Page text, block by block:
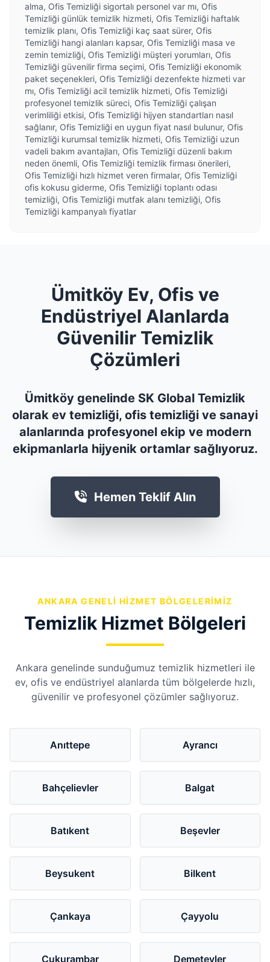
alma, Ofis Temizliği sigortalı personel var mı, Ofis
Temizliği günlük temizlik hizmeti, Ofis Temizliği haftalık
temizlik planı, Ofis Temizliği kaç saat sürer, Ofis
Temizliği hangi alanları kapsar, Ofis Temizliği masa ve
zemin temizliği, Ofis Temizliği müşteri yorumları, Ofis
Temizliği güvenilir firma seçimi, Ofis Temizliği ekonomik
paket seçenekleri, Ofis Temizliği dezenfekte hizmeti var
mı, Ofis Temizliği acil temizlik hizmeti, Ofis Temizliği
profesyonel temizlik süreci, Ofis Temizliği çalışan
verimliliği etkisi, Ofis Temizliği hijyen standartları nasıl
sağlanır, Ofis Temizliği en uygun fiyat nasıl bulunur, Ofis
Temizliği kurumsal temizlik hizmeti, Ofis Temizliği uzun
vadeli bakım avantajları, Ofis Temizliği düzenli bakım
neden önemli, Ofis Temizliği temizlik firması önerileri,
Ofis Temizliği hızlı hizmet veren firmalar, Ofis Temizliği
ofis kokusu giderme, Ofis Temizliği toplantı odası
temizliği, Ofis Temizliği mutfak alanı temizliği, Ofis
Temizliği kampanyalı fiyatlar
Ümitköy Ev, Ofis ve
Endüstriyel Alanlarda
Güvenilir Temizlik
Çözümleri
Ümitköy genelinde SK Global Temizlik
olarak ev temizliği, ofis temizliği ve sanayi
alanlarında profesyonel ekip ve modern
ekipmanlarla hijyenik ortamlar sağlıyoruz.
Hemen Teklif Alın
ANKARA GENELI HIZMET BÖLGELERIMIZ
Temizlik Hizmet Bölgeleri
Ankara genelinde sunduğumuz temizlik hizmetleri ile
ev, ofis ve endüstriyel alanlarda tüm bölgelerde hızlı,
güvenilir ve profesyonel çözümler sağlıyoruz.
Anıttepe Ayrancı
Bahçelievler Balgat
Batıkent Beşevler
Beysukent Bilkent
Çankaya Çayyolu
Çukurambar Demetevler